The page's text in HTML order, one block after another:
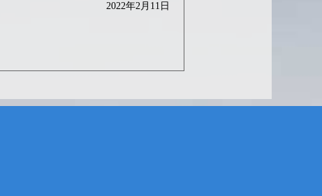
2022年2月11日